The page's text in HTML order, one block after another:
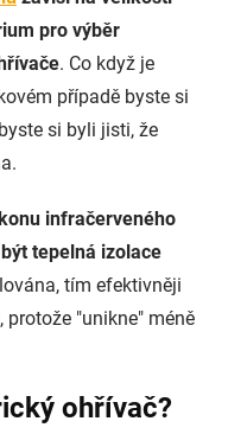
pro výběr
. Co když je
případě byste si
si byli jisti, že
infračerveného
tepelná izolace
tím efektivněji
"unikne" méně
ohřívač?